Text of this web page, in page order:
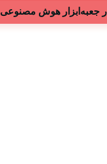
جعبه‌ابزار هوش مصنوعی